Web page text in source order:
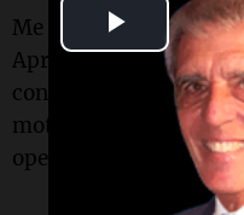
Play
Video
Me forjó una visión
Aprendí a escuchar a
conflictos con
motivación es que las
operamos puedan